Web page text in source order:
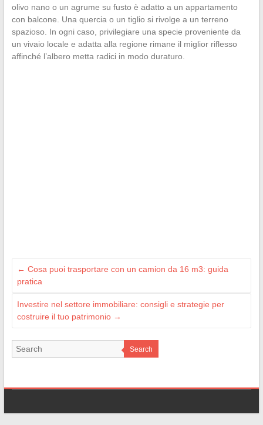
olivo nano o un agrume su fusto è adatto a un appartamento
con balcone. Una quercia o un tiglio si rivolge a un terreno
spazioso. In ogni caso, privilegiare una specie proveniente da
un vivaio locale e adatta alla regione rimane il miglior riflesso
affinché l’albero metta radici in modo duraturo.
← Cosa puoi trasportare con un camion da 16 m3: guida
pratica
Investire nel settore immobiliare: consigli e strategie per
costruire il tuo patrimonio →
Search